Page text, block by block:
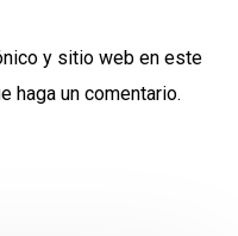
y sitio web en este
haga un comentario.